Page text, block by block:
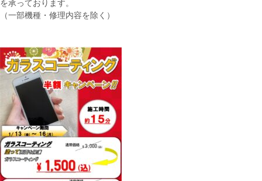
を承っております。
（一部機種・修理内容を除く）